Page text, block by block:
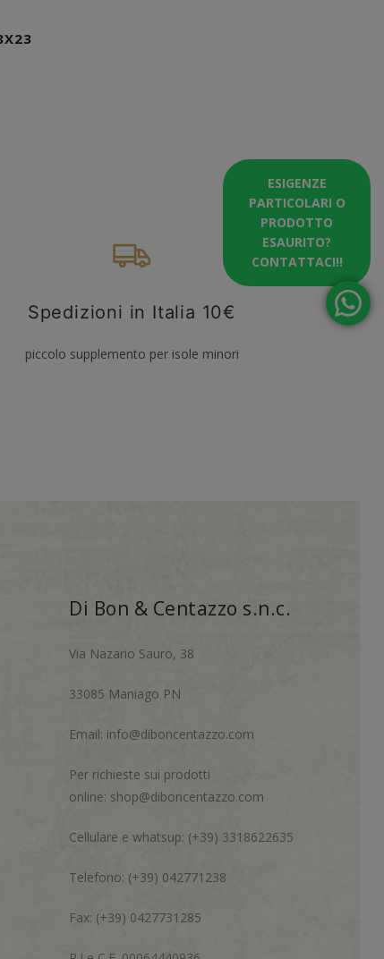
Spedizioni in Italia 10€
piccolo supplemento per isole minori
Di Bon & Centazzo s.n.c.
Via Nazario Sauro, 38
33085 Maniago PN
Email: info@diboncentazzo.com
Per richieste sui prodotti
online: shop@diboncentazzo.com
Cellulare e whatsup: (+39) 3318622635
Telefono: (+39) 042771238
Fax: (+39) 0427731285
ESIGENZE
PARTICOLARI O
PRODOTTO
ESAURITO?
CONTATTACI!!